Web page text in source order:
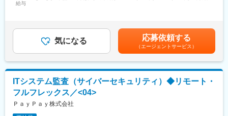
貸与・特別休暇等の福利厚生が充実しています。
して経営管理領域のキャリアを築けます。
■企業の特徴/魅力
新規ビジネスが頻繁に立ち上がる中、スピード感と柔軟性のある
組織で、未来志向の成長をともに推進できます。
※保険業界を中心にコンプライアンスの重要性は増しており、当社
としてもコンプライアンスの強化は経営戦略の一つであるため、
会社全体から見ても重要なポジションとなります。
■業務詳細：
・営業拠点の健全な成長に貢献するため、指導・牽制を通じ、営
業拠点の統制水準全般や募集品質の向上を図る
・営業拠点の統制環境（コミュニケーション、営業拠点経営、ガ
バナンス、ファシリティ等）の改善（向上）への関与
給与
る可能性があります。月給(月額)は固定手当を含めた表記です。
気になる 応募依頼する
（エージェントサービス）
ITシステム監査（サイバーセキュリティ）◆リモート・
フルフレックス／<04>
ＰａｙＰａｙ株式会社